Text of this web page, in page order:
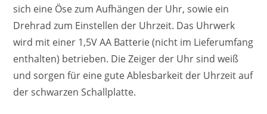
sich eine Öse zum Aufhängen der Uhr, sowie ein
Drehrad zum Einstellen der Uhrzeit. Das Uhrwerk
wird mit einer 1,5V AA Batterie (nicht im Lieferumfang
enthalten) betrieben. Die Zeiger der Uhr sind weiß
und sorgen für eine gute Ablesbarkeit der Uhrzeit auf
der schwarzen Schallplatte.